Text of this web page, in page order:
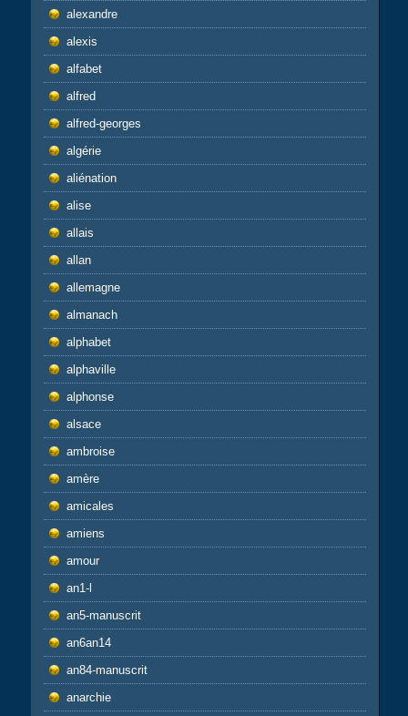
alexandre
alexis
alfabet
alfred
alfred-georges
algérie
aliénation
alise
allais
allan
allemagne
almanach
alphabet
alphaville
alphonse
alsace
ambroise
amère
amicales
amiens
amour
an1-l
an5-manuscrit
an6an14
an84-manuscrit
anarchie